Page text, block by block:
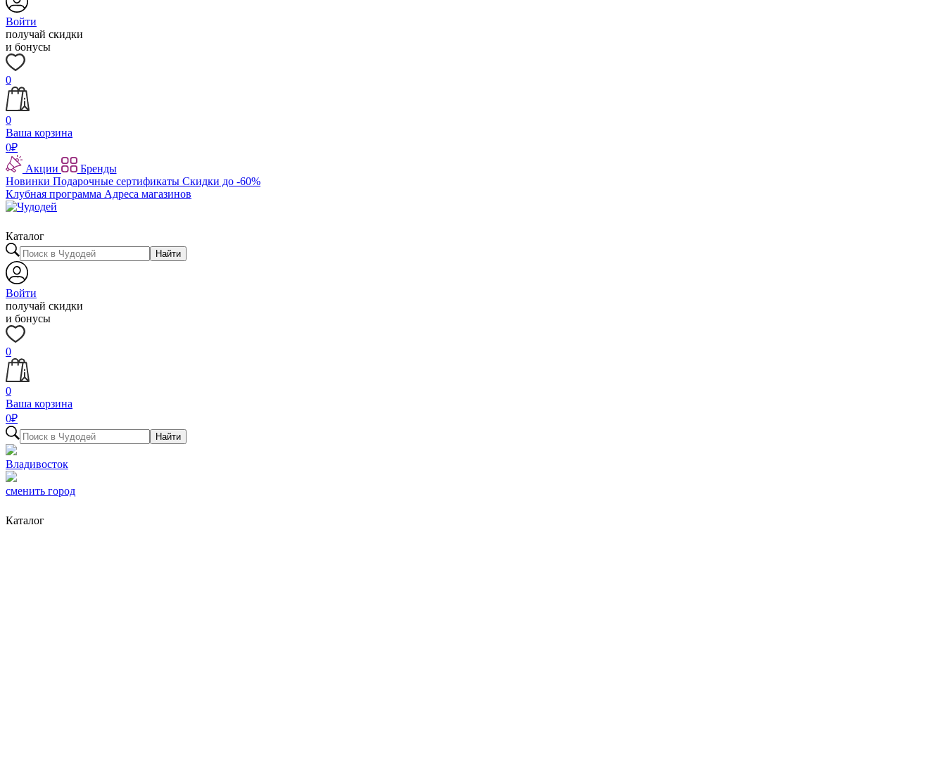
Войти
получай скидки
и бонусы
0
0
Ваша корзина
0₽
Акции
Бренды
Новинки Подарочные сертификаты Скидки до -60%
Клубная программа Адреса магазинов
Каталог
Найти
Войти
получай скидки
и бонусы
0
0
Ваша корзина
0₽
Найти
Владивосток
сменить город
Каталог